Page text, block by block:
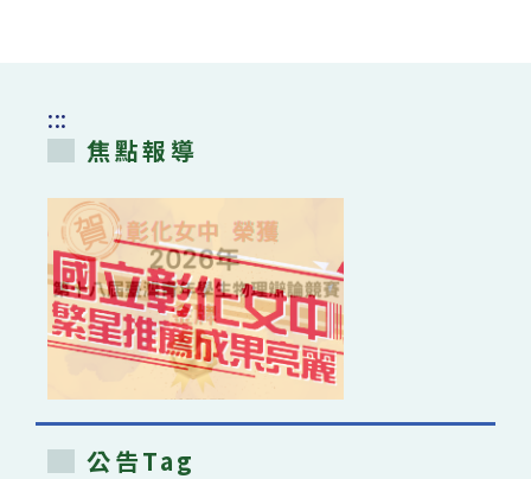
:::
焦點報導
公告Tag